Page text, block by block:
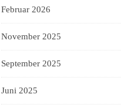
Februar 2026
November 2025
September 2025
Juni 2025